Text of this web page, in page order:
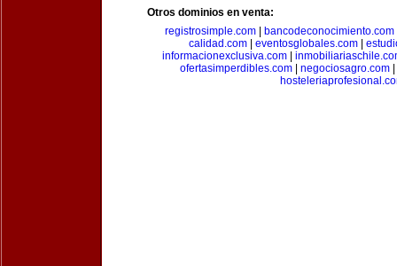
Otros dominios en venta:
registrosimple.com
bancodeconocimiento.com
calidad.com
eventosglobales.com
informacionexclusiva.com|
ofertasimperdibles.com
negociosagro.com